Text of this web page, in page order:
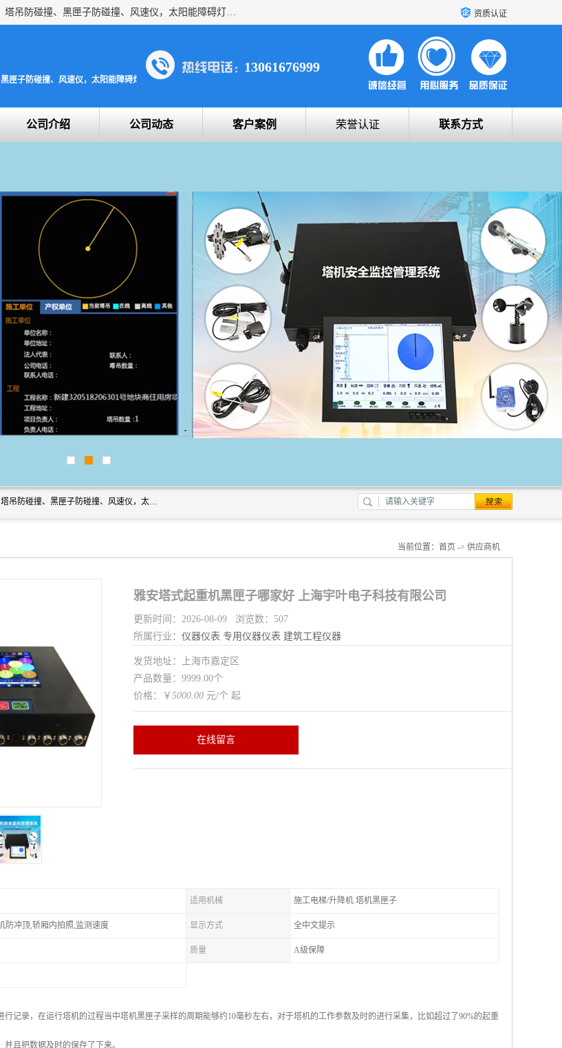
上海宇叶电子科技有限公司是吊钩视频监控、升降机监控、卸料平台监控、塔吊防碰撞、黑匣子防碰撞、风速仪，太阳能障碍灯安全提示灯等一系列升降机的常用配件产品专业研发生产加工的公司，拥有完整、科学的质量管理体系。 资质认证
匣子防碰撞、风速仪，太阳能障碍灯安全提示灯
13061676999
公司介绍 公司动态 客户案例 荣誉认证 联系方式
上海宇叶电子科技有限公司是吊钩视频监控、升降机监控、卸料平台监控、塔吊防碰撞、黑匣子防碰撞、风速仪，太阳能障碍灯安全提示灯等一系列升降机的常用配件产品专业研发生产加工的公司，拥有完整、科学的质量管理体系。
当前位置： 首页 -> 供应商机
雅安塔式起重机黑匣子哪家好 上海宇叶电子科技有限公司
更新时间：2026-08-09 浏览数：507
所属行业： 仪器仪表 专用仪器仪表 建筑工程仪器
发货地址：上海市嘉定区
产品数量：9999.00个
价格：￥ 5000.00 元/个 起
在线留言
适用机械 施工电梯/升降机 塔机黑匣子
防冲顶,轿厢内拍照,监测速度 显示方式 全中文提示
质量 A级保障
记录，在运行塔机的过程当中塔机黑匣子采样的周期能够约10毫秒左右，对于塔机的工作参数及时的进行采集，比如超过了90%的起重
且把数据及时的保存了下来。